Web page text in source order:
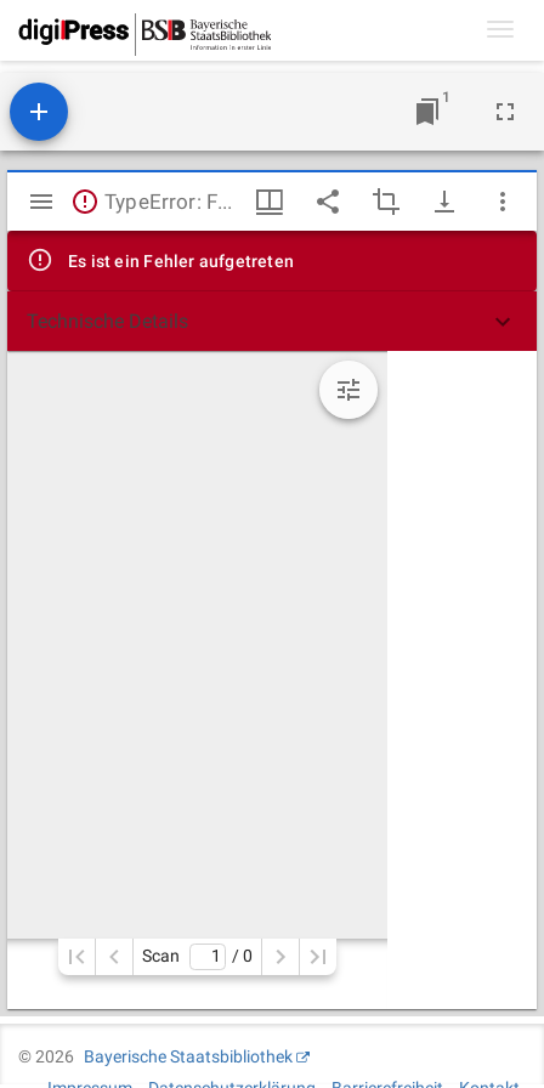
1
Mirador
Viewer
TypeError: Failed to fetch
Es ist ein Fehler aufgetreten
Technische Details
Scan / 0
©2026
Bayerische Staatsbibliothek